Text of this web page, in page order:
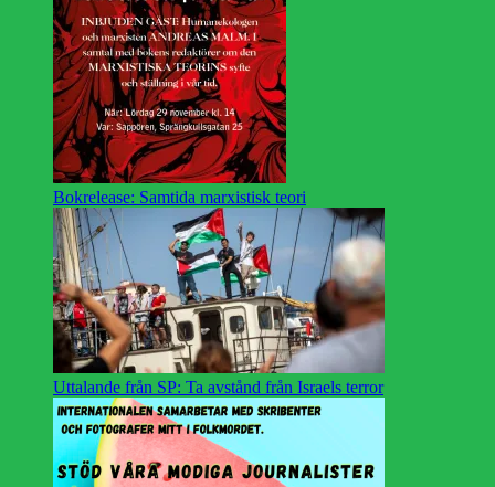
Bokrelease: Samtida marxistisk teori
Uttalande från SP: Ta avstånd från Israels terror